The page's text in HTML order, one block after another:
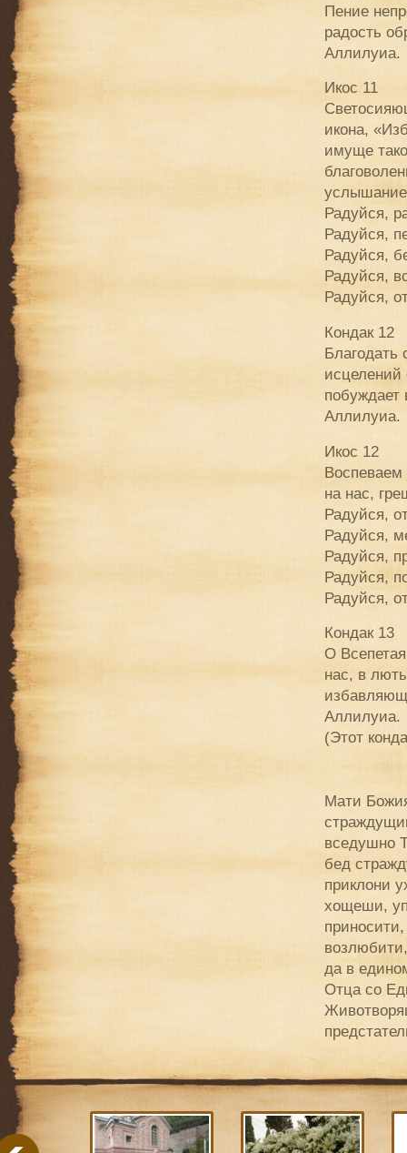
Пение
радость
Аллилуиа.
Икос 11
икона,
имуще
Радуйся,
Радуйся,
Радуйся,
Радуйся,
Радуйся,
Кондак 12
Благодать
побуждает
Аллилуиа.
Икос 12
Воспеваем
на нас,
Радуйся,
Радуйся,
Радуйся,
Радуйся,
Радуйся,
Кондак 13
О
нас, в
Аллилуиа.
(Этот
Мати
вседушно
бед
приклони
хощеши,
да в
Отца со